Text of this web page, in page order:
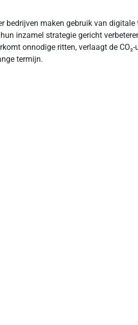
bedrijven maken gebruik van
inzamel strategie gericht
onnodige ritten, verlaagt de
termijn.